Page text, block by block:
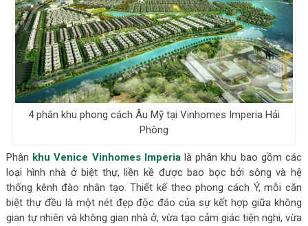
4 phân khu phong cách Âu Mỹ tại Vinhomes Imperia Hải
Phòng
Phân khu Venice Vinhomes Imperialà phân khu bao gồm các
loại hình nhà ở biệt thự, liền kề được bao bọc bởi sông và hệ
thống kênh đào nhân tạo. Thiết kế theo phong cách Ý, mỗi căn
biệt thự đều là một nét đẹp độc đáo của sự kết hợp giữa không
gian tự nhiên và không gian nhà ở, vừa tạo cảm giác tiện nghi, vừa